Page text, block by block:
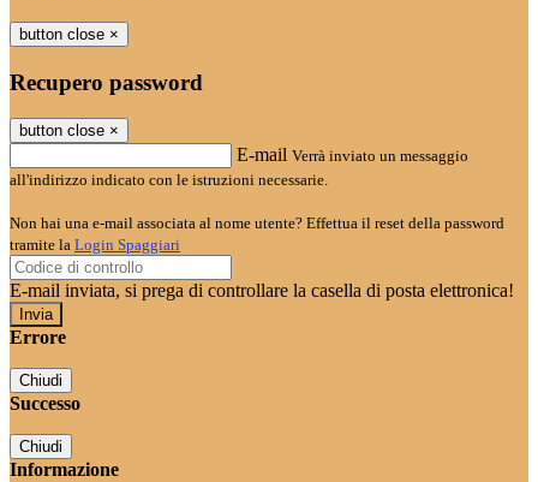
button close ×
Recupero password
button close ×
E-mail Verrà inviato un messaggio
all'indirizzo indicato con le istruzioni necessarie.
Non hai una e-mail associata al nome utente? Effettua il reset della password
tramite la Login Spaggiari
E-mail inviata, si prega di controllare la casella di posta elettronica!
Errore
Chiudi
Successo
Chiudi
Informazione